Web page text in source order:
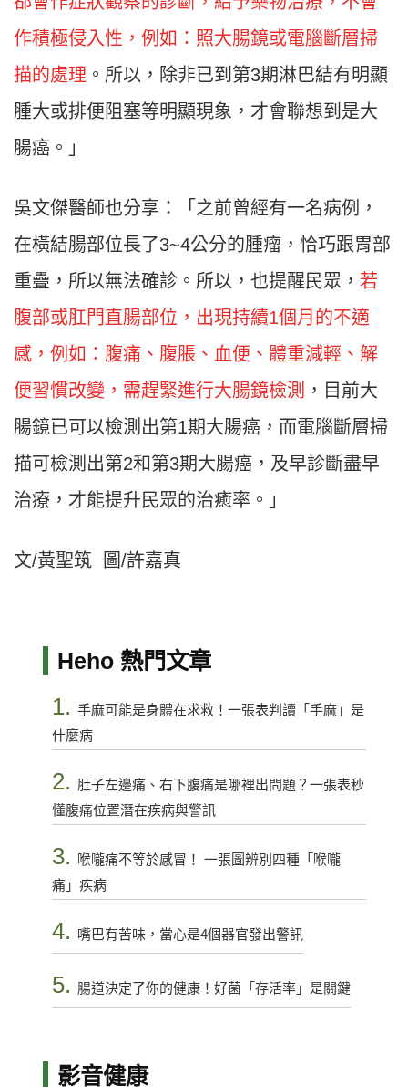
作積極侵入性，例如：照大腸鏡或電腦斷層掃
描的處理 。所以，除非已到第3期淋巴結有明顯
腫大或排便阻塞等明顯現象，才會聯想到是大
腸癌。」
吳文傑醫師也分享：「之前曾經有一名病例，
在橫結腸部位長了3~4公分的腫瘤，恰巧跟胃部
重疊，所以無法確診。所以，也提醒民眾， 若
腹部或肛門直腸部位，出現持續1個月的不適
感，例如：腹痛、腹脹、血便、體重減輕、解
便習慣改變，需趕緊進行大腸鏡檢測 ，目前大
腸鏡已可以檢測出第1期大腸癌，而電腦斷層掃
描可檢測出第2和第3期大腸癌，及早診斷盡早
治療，才能提升民眾的治癒率。」
文/黃聖筑 圖/許嘉真
Heho 熱門文章
1. 手麻可能是身體在求救！一張表判讀「手麻」是
什麼病
2. 肚子左邊痛、右下腹痛是哪裡出問題？一張表秒
懂腹痛位置潛在疾病與警訊
3.
喉嚨痛不等於感冒！ 一張圖辨別四種「喉嚨
痛」疾病
4. 嘴巴有苦味，當心是4個器官發出警訊
5. 腸道決定了你的健康！好菌「存活率」是關鍵
影音健康